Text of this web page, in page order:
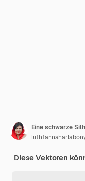
Eine schwarze
Diese Vektoren